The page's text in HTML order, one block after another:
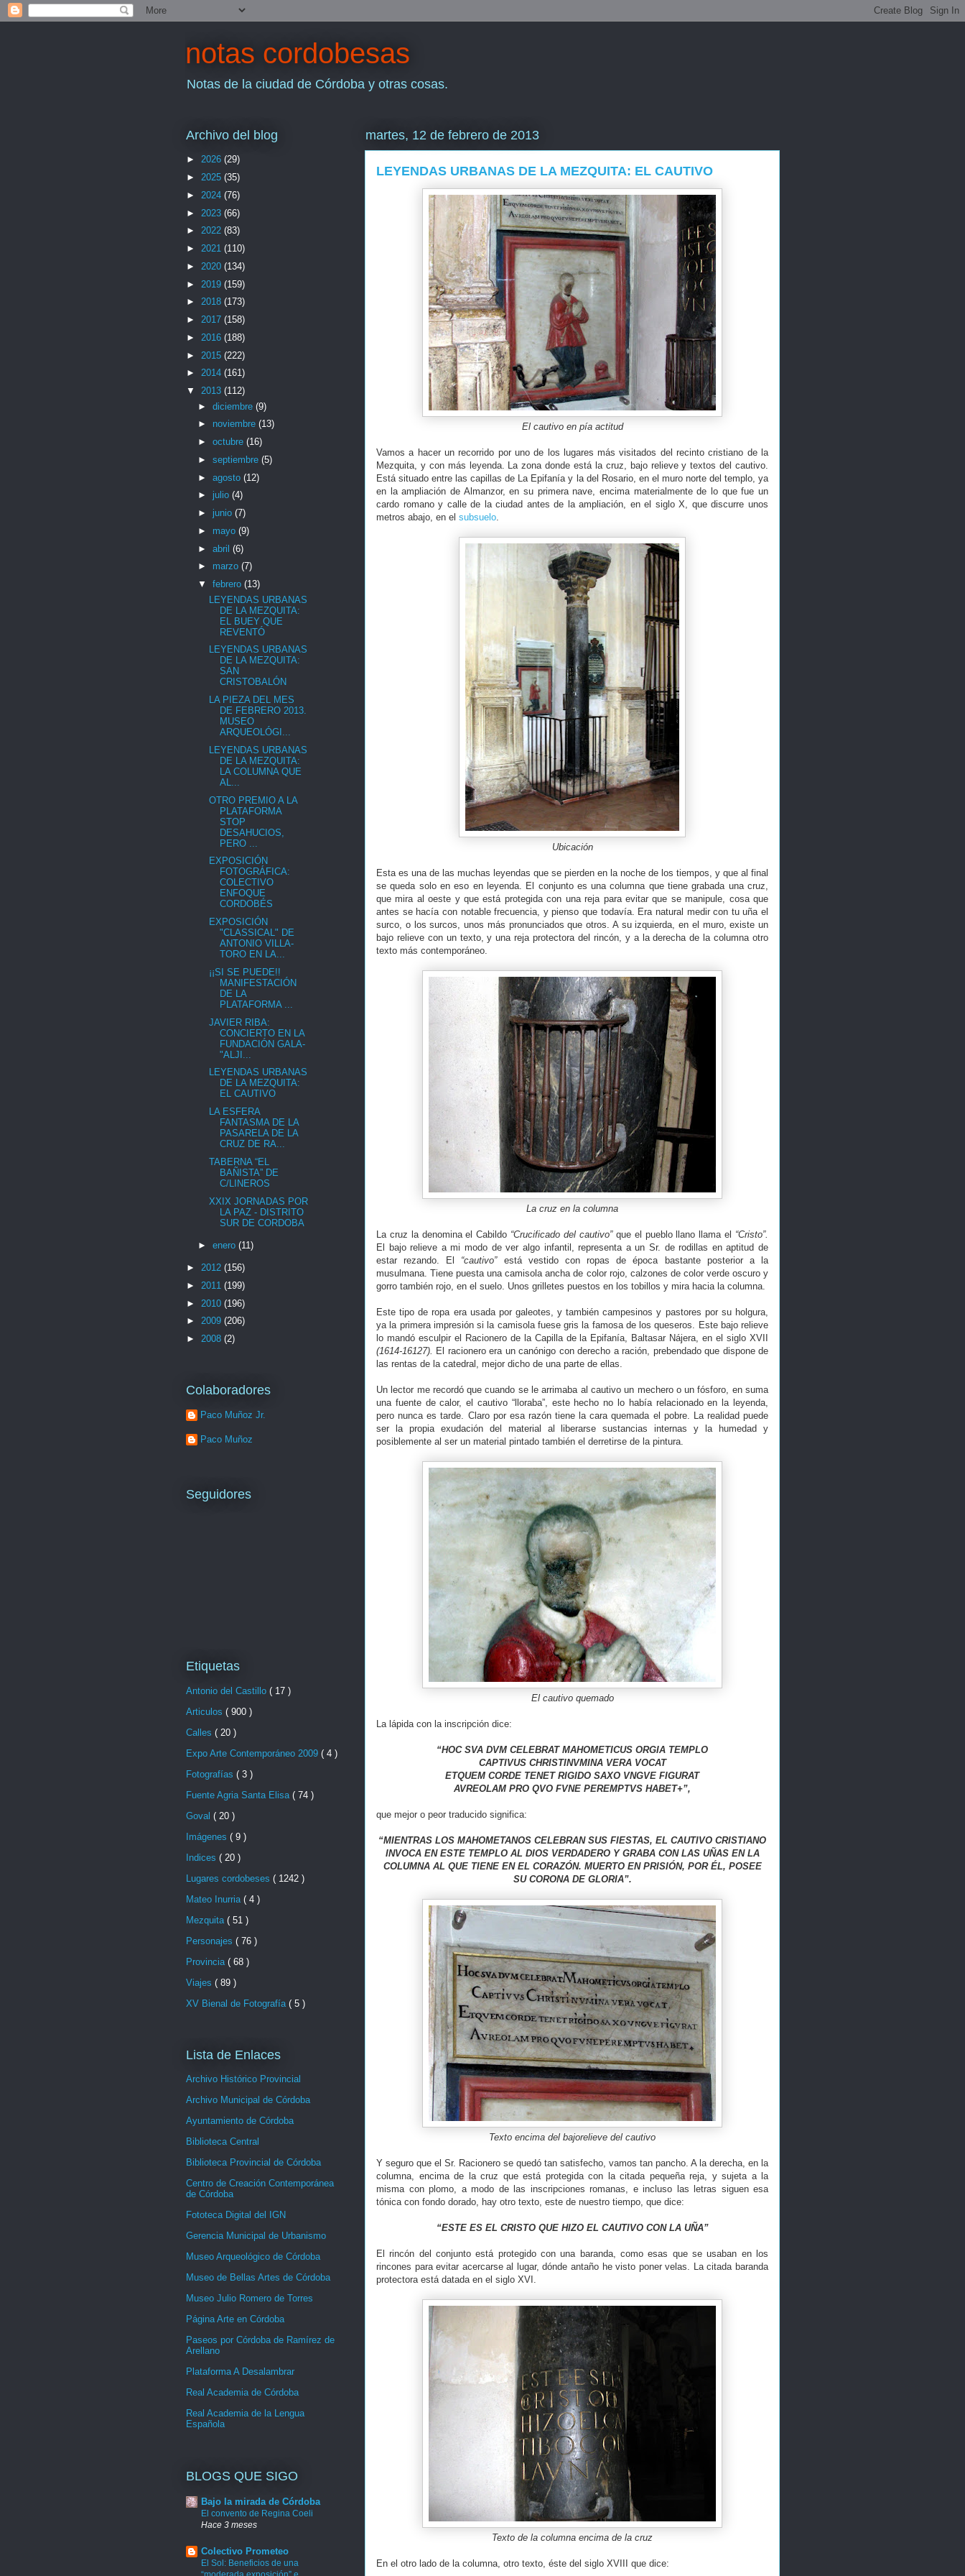
notas cordobesas
Notas de la ciudad de Córdoba y otras cosas.
martes, 12 de febrero de 2013
LEYENDAS URBANAS DE LA MEZQUITA: EL CAUTIVO
El cautivo en pía actitud
Vamos a hacer un recorrido por uno de los lugares más visitados del recinto cristiano de la
Mezquita, y con más leyenda. La zona donde está la cruz, bajo relieve y textos del cautivo.
Está situado entre las capillas de La Epifanía y la del Rosario, en el muro norte del templo, ya
en la ampliación de Almanzor, en su primera nave, encima materialmente de lo que fue un
cardo romano y calle de la ciudad antes de la ampliación, en el siglo X, que discurre unos
metros abajo, en el subsuelo.
Ubicación
Esta es una de las muchas leyendas que se pierden en la noche de los tiempos, y que al final
se queda solo en eso en leyenda. El conjunto es una columna que tiene grabada una cruz,
que mira al oeste y que está protegida con una reja para evitar que se manipule, cosa que
antes se hacía con notable frecuencia, y pienso que todavía. Era natural medir con tu uña el
surco, o los surcos, unos más pronunciados que otros. A su izquierda, en el muro, existe un
bajo relieve con un texto, y una reja protectora del rincón, y a la derecha de la columna otro
texto más contemporáneo.
La cruz en la columna
La cruz la denomina el Cabildo “Crucificado del cautivo”que el pueblo llano llama el “Cristo”.
El bajo relieve a mi modo de ver algo infantil, representa a un Sr. de rodillas en aptitud de
estar rezando. El “cautivo”está vestido con ropas de época bastante posterior a la
musulmana. Tiene puesta una camisola ancha de color rojo, calzones de color verde oscuro y
gorro también rojo, en el suelo. Unos grilletes puestos en los tobillos y mira hacia la columna.
Este tipo de ropa era usada por galeotes, y también campesinos y pastores por su holgura,
ya la primera impresión si la camisola fuese gris la famosa de los queseros. Este bajo relieve
lo mandó esculpir el Racionero de la Capilla de la Epifanía, Baltasar Nájera, en el siglo XVII
(1614-16127). El racionero era un canónigo con derecho a ración, prebendado que dispone de
las rentas de la catedral, mejor dicho de una parte de ellas.
Un lector me recordó que cuando se le arrimaba al cautivo un mechero o un fósforo, en suma
una fuente de calor, el cautivo “lloraba”, este hecho no lo había relacionado en la leyenda,
pero nunca es tarde. Claro por esa razón tiene la cara quemada el pobre. La realidad puede
ser la propia exudación del material al liberarse sustancias internas y la humedad y
posiblemente al ser un material pintado también el derretirse de la pintura.
El cautivo quemado
La lápida con la inscripción dice:
“HOC SVA DVM CELEBRAT MAHOMETICUS ORGIA TEMPLO
CAPTIVUS CHRISTINVMINA VERA VOCAT
ETQUEM CORDE TENET RIGIDO SAXO VNGVE FIGURAT
AVREOLAM PRO QVO FVNE PEREMPTVS HABET+”,
que mejor o peor traducido significa:
“MIENTRAS LOS MAHOMETANOS CELEBRAN SUS FIESTAS, EL CAUTIVO CRISTIANO
INVOCA EN ESTE TEMPLO AL DIOS VERDADERO Y GRABA CON LAS UÑAS EN LA
COLUMNA AL QUE TIENE EN EL CORAZÓN. MUERTO EN PRISIÓN, POR ÉL, POSEE
SU CORONA DE GLORIA”.
Texto encima del bajorelieve del cautivo
Y seguro que el Sr. Racionero se quedó tan satisfecho, vamos tan pancho. A la derecha, en la
columna, encima de la cruz que está protegida con la citada pequeña reja, y sujeta a la
misma con plomo, a modo de las inscripciones romanas, e incluso las letras siguen esa
tónica con fondo dorado, hay otro texto, este de nuestro tiempo, que dice:
“ESTE ES EL CRISTO QUE HIZO EL CAUTIVO CON LA UÑA”
El rincón del conjunto está protegido con una baranda, como esas que se usaban en los
rincones para evitar acercarse al lugar, dónde antaño he visto poner velas. La citada baranda
protectora está datada en el siglo XVI.
Texto de la columna encima de la cruz
En el otro lado de la columna, otro texto, éste del siglo XVIII que dice:
Archivo del blog
► 2026 (29)
► 2025 (35)
► 2024 (76)
► 2023 (66)
► 2022 (83)
► 2021 (110)
► 2020 (134)
► 2019 (159)
► 2018 (173)
► 2017 (158)
► 2016 (188)
► 2015 (222)
► 2014 (161)
▼ 2013 (112)
► diciembre (9)
► noviembre (13)
► octubre (16)
► septiembre (5)
► agosto (12)
► julio (4)
► junio (7)
► mayo (9)
► abril (6)
► marzo (7)
▼ febrero (13)
LEYENDAS URBANAS
DE LA MEZQUITA:
EL BUEY QUE
REVENTÓ
LEYENDAS URBANAS
DE LA MEZQUITA:
SAN
CRISTOBALÓN
LA PIEZA DEL MES
DE FEBRERO 2013.
MUSEO
ARQUEOLÓGI...
LEYENDAS URBANAS
DE LA MEZQUITA:
LA COLUMNA QUE
AL...
OTRO PREMIO A LA
PLATAFORMA
STOP
DESAHUCIOS,
PERO ...
EXPOSICIÓN
FOTOGRÁFICA:
COLECTIVO
ENFOQUE
CORDOBÉS
EXPOSICIÓN
"CLASSICAL" DE
ANTONIO VILLA-
TORO EN LA...
¡¡SI SE PUEDE!!
MANIFESTACIÓN
DE LA
PLATAFORMA ...
JAVIER RIBA:
CONCIERTO EN LA
FUNDACIÓN GALA-
"ALJI...
LEYENDAS URBANAS
DE LA MEZQUITA:
EL CAUTIVO
LA ESFERA
FANTASMA DE LA
PASARELA DE LA
CRUZ DE RA...
TABERNA “EL
BAÑISTA” DE
C/LINEROS
XXIX JORNADAS POR
LA PAZ - DISTRITO
SUR DE CORDOBA
► enero (11)
► 2012 (156)
► 2011 (199)
► 2010 (196)
► 2009 (206)
► 2008 (2)
Colaboradores
Paco Muñoz Jr.
Paco Muñoz
Seguidores
Etiquetas
Antonio del Castillo ( 17 )
Articulos ( 900 )
Calles ( 20 )
Expo Arte Contemporáneo 2009 ( 4 )
Fotografías ( 3 )
Fuente Agria Santa Elisa ( 74 )
Goval ( 20 )
Imágenes ( 9 )
Indices ( 20 )
Lugares cordobeses ( 1242 )
Mateo Inurria ( 4 )
Mezquita ( 51 )
Personajes ( 76 )
Provincia ( 68 )
Viajes ( 89 )
XV Bienal de Fotografía ( 5 )
Lista de Enlaces
Archivo Histórico Provincial
Archivo Municipal de Córdoba
Ayuntamiento de Córdoba
Biblioteca Central
Biblioteca Provincial de Córdoba
Centro de Creación Contemporánea
de Córdoba
Fototeca Digital del IGN
Gerencia Municipal de Urbanismo
Museo Arqueológico de Córdoba
Museo de Bellas Artes de Córdoba
Museo Julio Romero de Torres
Página Arte en Córdoba
Paseos por Córdoba de Ramírez de
Arellano
Plataforma A Desalambrar
Real Academia de Córdoba
Real Academia de la Lengua
Española
BLOGS QUE SIGO
Bajo la mirada de Córdoba
El convento de Regina Coeli
Hace 3 meses
Colectivo Prometeo
El Sol: Beneficios de una